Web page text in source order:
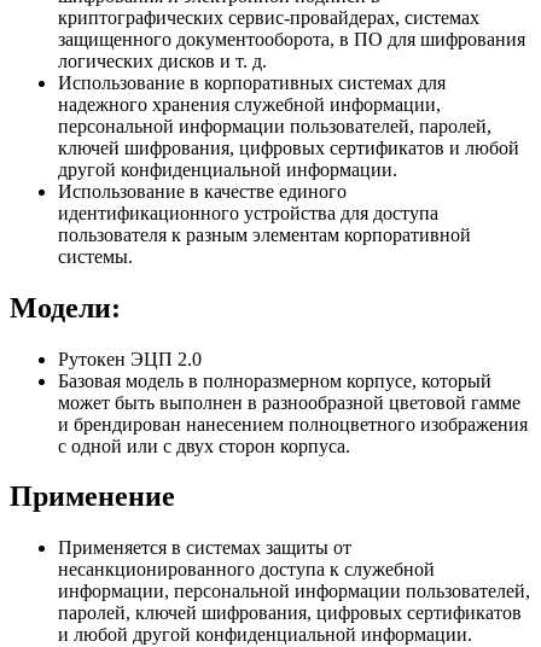
криптографических сервис-провайдерах, системах
защищенного документооборота, в ПО для шифрования
логических дисков и т. д.
Использование в корпоративных системах для
надежного хранения служебной информации,
персональной информации пользователей, паролей,
ключей шифрования, цифровых сертификатов и любой
другой конфиденциальной информации.
Использование в качестве единого
идентификационного устройства для доступа
пользователя к разным элементам корпоративной
системы.
Модели:
Рутокен ЭЦП 2.0
Базовая модель в полноразмерном корпусе, который
может быть выполнен в разнообразной цветовой гамме
и брендирован нанесением полноцветного изображения
с одной или с двух сторон корпуса.
Применение
Применяется в системах защиты от
несанкционированного доступа к служебной
информации, персональной информации пользователей,
паролей, ключей шифрования, цифровых сертификатов
и любой другой конфиденциальной информации.